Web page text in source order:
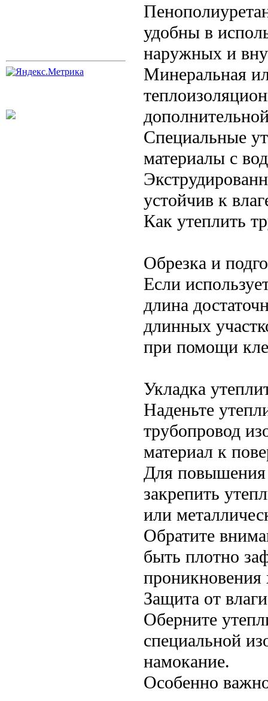
удобны в
наружных и
Минеральная
Специальные
материалы с
устойчив к
Как утеплить
Обрезка и
Если
длина
длинных
при помощи
Укладка
Наденьте
трубопровод
материал к
Для повышения
закрепить
или
Обратите
быть плотно
проникновения
Защита от
Оберните
специальной
намокание.
Особенно